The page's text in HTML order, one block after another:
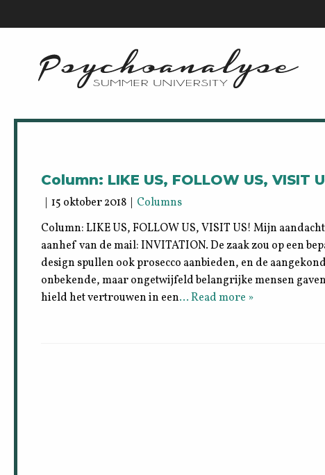
Column: LIKE US, FOLLOW US, VISIT
| 15 oktober 2018 | Columns
Column: LIKE US, FOLLOW US, VISIT US! Mijn
aanhef van de mail: INVITATION. De zaak zou op een
design spullen ook prosecco aanbieden, en de
onbekende, maar ongetwijfeld belangrijke mensen
hield het vertrouwen in een… Read more »